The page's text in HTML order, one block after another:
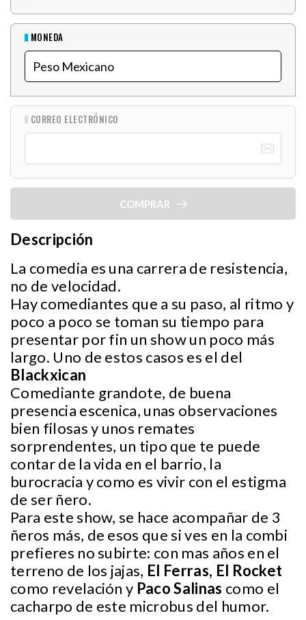
MONEDA
CORREO ELECTRÓNICO
COMPRAR
Descripción
La comedia es una carrera de resistencia,
no de velocidad.
Hay comediantes que a su paso, al ritmo y
poco a poco se toman su tiempo para
presentar por fin un show un poco más
largo. Uno de estos casos es el del
Blackxican
Comediante grandote, de buena
presencia escenica, unas observaciones
bien filosas y unos remates
sorprendentes, un tipo que te puede
contar de la vida en el barrio, la
burocracia y como es vivir con el estigma
de ser ñero.
Para este show, se hace acompañar de 3
ñeros más, de esos que si ves en la combi
prefieres no subirte: con mas años en el
terreno de los jajas, El Ferras, El Rocket
como revelación y Paco Salinas como el
cacharpo de este microbus del humor.